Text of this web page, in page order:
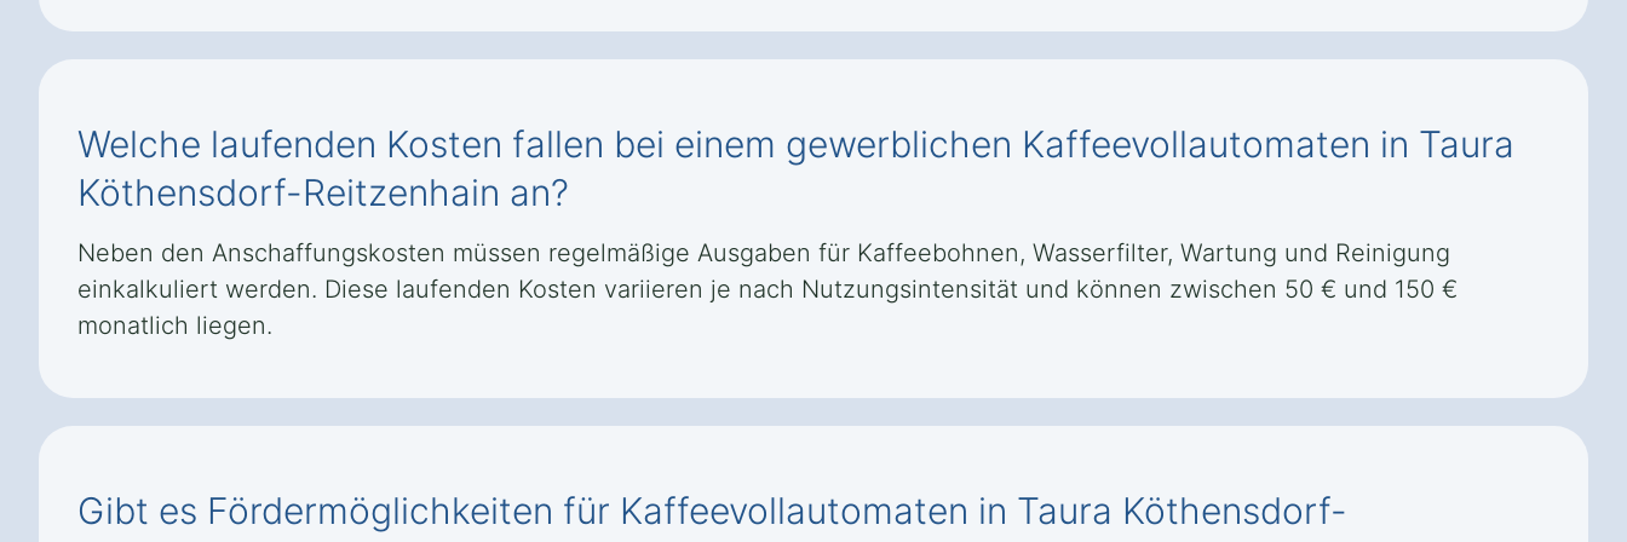
Welche laufenden Kosten fallen bei einem gewerblichen Kaffeevollautomaten in Taura
Köthensdorf-Reitzenhain an?
Neben den Anschaffungskosten müssen regelmäßige Ausgaben für Kaffeebohnen, Wasserfilter, Wartung und Reinigung
einkalkuliert werden. Diese laufenden Kosten variieren je nach Nutzungsintensität und können zwischen 50 € und 150 €
monatlich liegen.
Gibt es Fördermöglichkeiten für Kaffeevollautomaten in Taura Köthensdorf-